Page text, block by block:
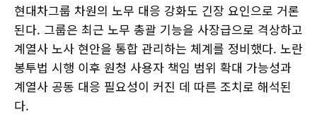
현대차그룹 차원의 노무 대응 강화도 긴장 요인으로 거론
된다. 그룹은 최근 노무 총괄 기능을 사장급으로 격상하고
계열사 노사 현안을 통합 관리하는 체계를 정비했다. 노란
봉투법 시행 이후 원청 사용자 책임 범위 확대 가능성과
계열사 공동 대응 필요성이 커진 데 따른 조치로 해석된
다.